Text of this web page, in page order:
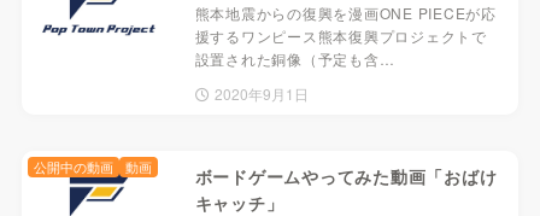
熊本地震からの復興を漫画ONE PIECEが応
援するワンピース熊本復興プロジェクトで
設置された銅像（予定も含…
2020年9月1日
ボードゲームやってみた動画「おばけ
キャッチ」
公開中の動画 動画